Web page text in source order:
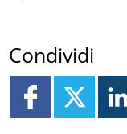
Condividi